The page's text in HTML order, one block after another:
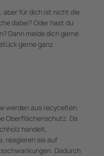
aber für dich ist nicht die
dabei? Oder hast du
Dann melde dich gerne
gerne ganz
werden aus recycelten
Oberflächenschutz. Da
handelt,
reagieren sie auf
Dadurch